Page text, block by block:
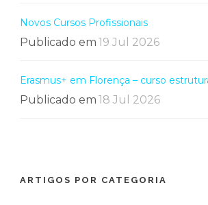
Novos Cursos Profissionais
Publicado em 19 Jul 2026
Erasmus+ em Florença – curso
Publicado em 18 Jul 2026
ARTIGOS POR CATEGORIA